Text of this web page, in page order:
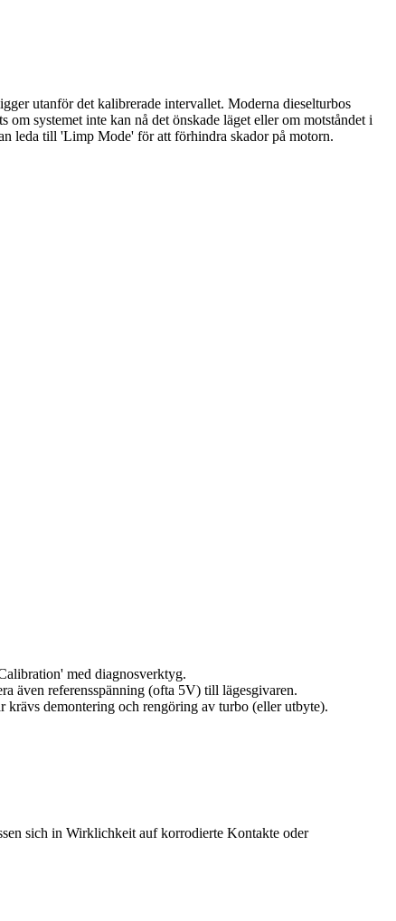
utanför det kalibrerade intervallet. Moderna dieselturbos
systemet inte kan nå det önskade läget eller om motståndet i
leda till 'Limp Mode' för att förhindra skador på motorn.
med diagnosverktyg.
även referensspänning (ofta 5V) till lägesgivaren.
demontering och rengöring av turbo (eller utbyte).
sich in Wirklichkeit auf korrodierte Kontakte oder